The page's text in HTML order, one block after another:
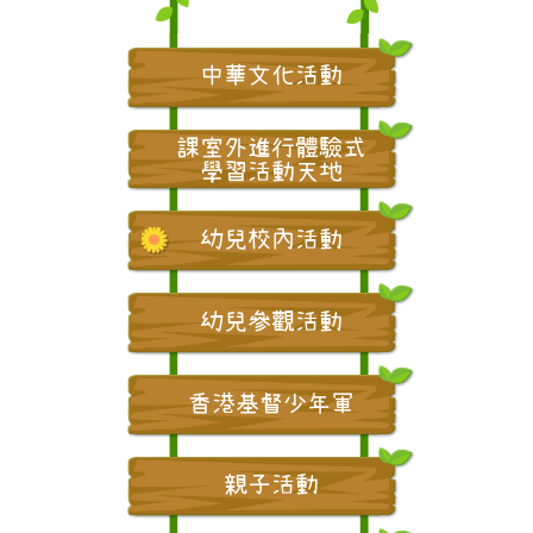
中華文化活動
課室外進行體驗式
學習活動天地
幼兒校內活動
幼兒參觀活動
香港基督少年軍
親子活動